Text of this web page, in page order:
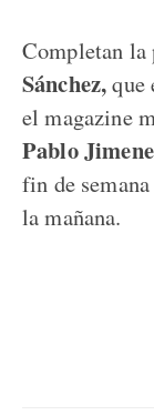
Completan
Sánchez,que
el magazine
Pablo
fin de
la mañana.